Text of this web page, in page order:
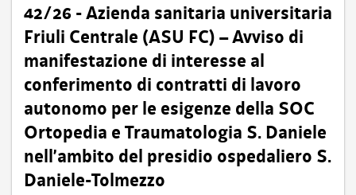
42/26 - Azienda sanitaria universitaria
Friuli Centrale (ASU FC) – Avviso di
manifestazione di interesse al
conferimento di contratti di lavoro
autonomo per le esigenze della SOC
Ortopedia e Traumatologia S. Daniele
nell’ambito del presidio ospedaliero S.
Daniele-Tolmezzo